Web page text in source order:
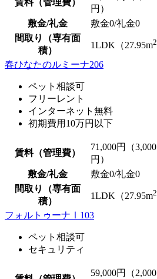
賃料（管理費）
円）
敷金/礼金 敷金0/礼金0
間取り（専有面
積）
1LDK（27.95m2
春ひなたのルミーナ206
ペット相談可
フリーレント
インターネット無料
初期費用10万円以下
賃料（管理費）
71,000円（3,000
円）
敷金/礼金 敷金0/礼金0
間取り（専有面
積）
1LDK（27.95m2
フォルトゥーナⅠ103
ペット相談可
セキュリティ
59,000円（2,000